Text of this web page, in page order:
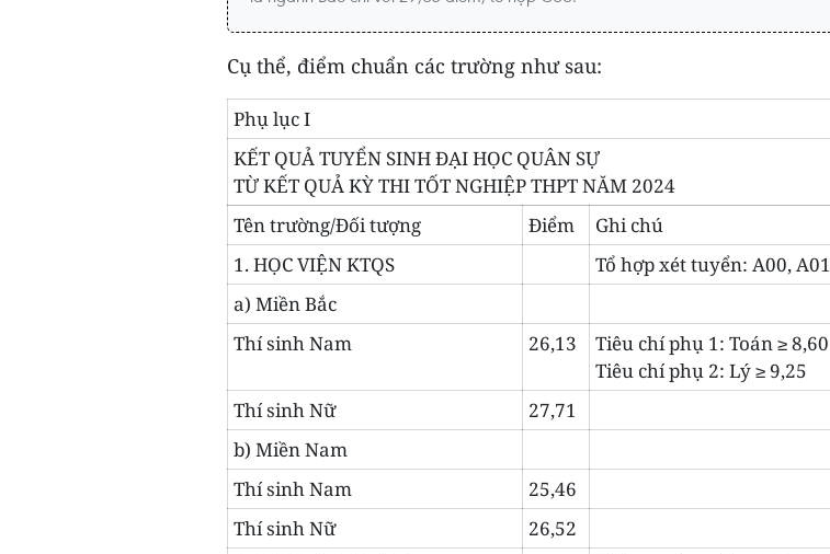
Cụ thể, điểm chuẩn các trường như sau:
Phụ lục I
KẾT QUẢ TUYỂN SINH ĐẠI HỌC QUÂN SỰ
TỪ KẾT QUẢ KỲ THI TỐT NGHIỆP THPT NĂM 2024
Tên trường/Đối tượng
Điểm
Ghi chú
1. HỌC VIỆN KTQS
Tổ hợp xét tuyển: A00, A01
a) Miền Bắc
Thí sinh Nam
26,13
Tiêu chí phụ 1: Toán ≥ 8,60
Tiêu chí phụ 2: Lý ≥ 9,25
Thí sinh Nữ
27,71
b) Miền Nam
Thí sinh Nam
25,46
Thí sinh Nữ
26,52